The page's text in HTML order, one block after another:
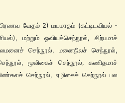
வேதம் 2) மயமாதம் (கட்டிடவியல் -
மற்றும் ஓவியச்செந்நூல், சிற்பமாச்
செந்நூல், மனைநிலச் செந்நூல்,
மூலிகைச் செந்நூல், கணிதமாச்
செந்நூல், ஏழிசைச் செந்நூல் பல